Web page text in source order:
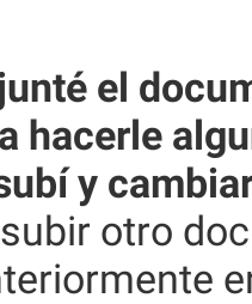
el
hacerle
y
subir otro